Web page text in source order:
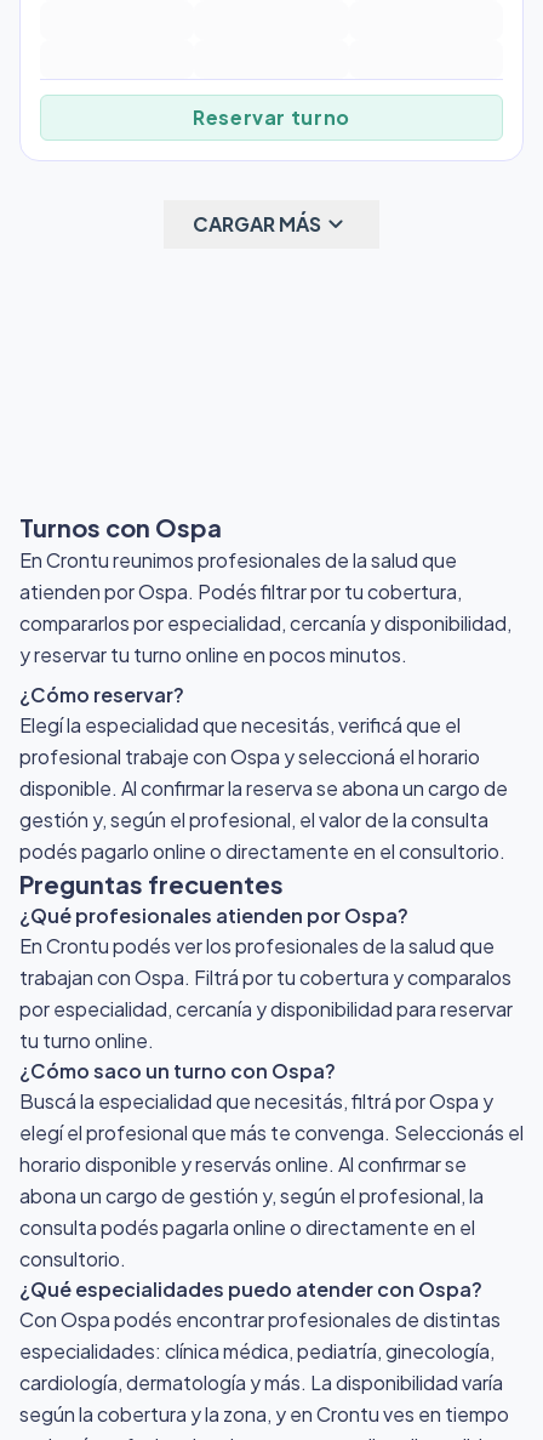
Reservar turno
CARGAR MÁS keyboard_arrow_down
Turnos con Ospa
En Crontu reunimos profesionales de la salud que
atienden por Ospa. Podés filtrar por tu cobertura,
compararlos por especialidad, cercanía y disponibilidad,
y reservar tu turno online en pocos minutos.
¿Cómo reservar?
Elegí la especialidad que necesitás, verificá que el
profesional trabaje con Ospa y seleccioná el horario
disponible. Al confirmar la reserva se abona un cargo de
gestión y, según el profesional, el valor de la consulta
podés pagarlo online o directamente en el consultorio.
Preguntas frecuentes
¿Qué profesionales atienden por Ospa?
En Crontu podés ver los profesionales de la salud que
trabajan con Ospa. Filtrá por tu cobertura y comparalos
por especialidad, cercanía y disponibilidad para reservar
tu turno online.
¿Cómo saco un turno con Ospa?
Buscá la especialidad que necesitás, filtrá por Ospa y
elegí el profesional que más te convenga. Seleccionás el
horario disponible y reservás online. Al confirmar se
abona un cargo de gestión y, según el profesional, la
consulta podés pagarla online o directamente en el
consultorio.
¿Qué especialidades puedo atender con Ospa?
Con Ospa podés encontrar profesionales de distintas
especialidades: clínica médica, pediatría, ginecología,
cardiología, dermatología y más. La disponibilidad varía
según la cobertura y la zona, y en Crontu ves en tiempo